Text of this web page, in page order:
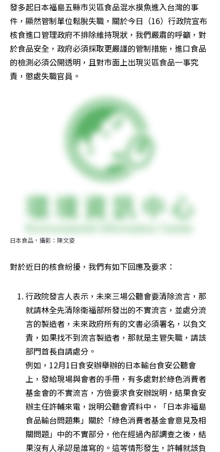
發多起日本福島五縣市災區食品混水摸魚進入台灣的事
件，顯然管制單位鬆脫失職，關於今日（16）行政院宣布
核食進口管理政府不排除維持現狀，我們嚴肅的呼籲，對
於食品安全，政府必須採取更嚴謹的管制措施，進口食品
的檢測必須公開透明，且對市面上出現災區食品一事究
責，懲處失職官員。
日本食品，攝影：陳文姿
對於近日的核食紛擾，我們有如下回應及要求：
行政院發言人表示，未來三場公聽會要清除流言，那
就請林全先清除衛福部所發出的不實流言，並處分流
言的製造者，未來政府所有的文書必須署名，以負文
責，如果找不到流言製造者，那就是主管失職，請該
部門首長自請處分。
例如，12月1日食安辦舉辦的日本輸台食安公聽會
上，發給現場與會者的手冊，有多處對於綠色消費者
基金會的不實流言，方儉要求食安辦說明，結果食安
辦主任許輔來電，說明公聽會資料中，「日本非福島
食品輸台問題集」關於「綠色消費者基金會意見及相
關問題」中的不實部分，他在經過內部調查之後，結
果沒有人承認是誰寫的。這等情形發生，許輔就該負